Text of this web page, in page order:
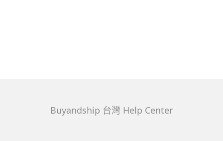
Buyandship 台灣 Help Center